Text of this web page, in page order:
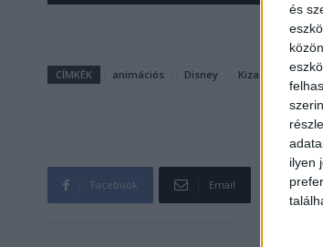
és
ilyen
CÍMKÉK animációs Disney Kizazi Moto: A
Facebook Email